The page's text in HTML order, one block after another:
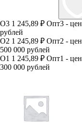
О3 1 245,89 ₽ Опт3 -
рублей
О2 1 245,89 ₽ Опт2 -
500 000 рублей
О1 1 245,89 ₽ Опт1 -
300 000 рублей